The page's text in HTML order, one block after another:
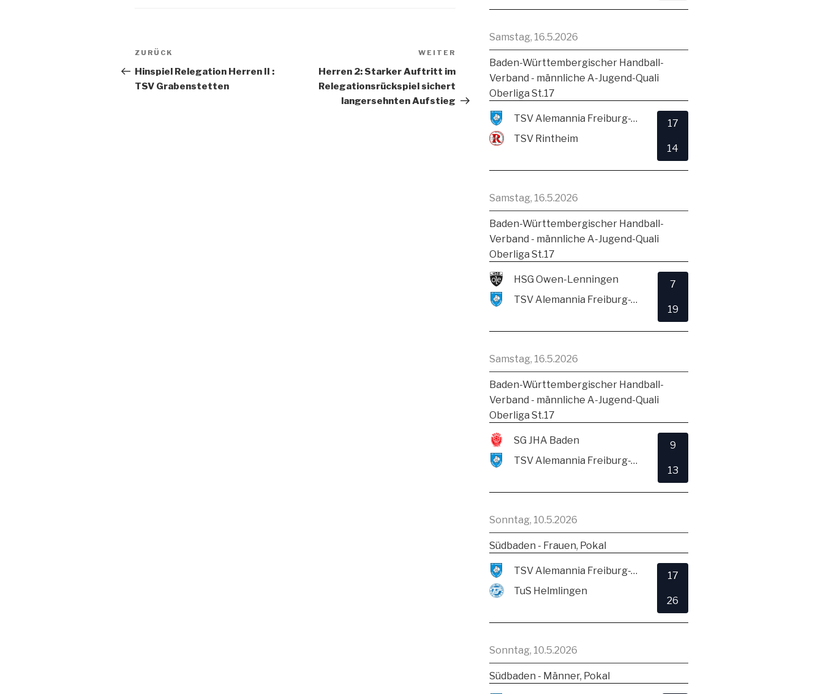
ZURÜCK
Hinspiel Relegation Herren II :
TSV Grabenstetten
WEITER
Herren 2: Starker Auftritt im
Relegationsrückspiel sichert
langersehnten Aufstieg
Samstag, 16.5.2026
Baden-Württembergischer Handball-
Verband - männliche A-Jugend-Quali
Oberliga St.17
TSV Alemannia Freiburg-Zähringen
TSV Rintheim
17
14
Samstag, 16.5.2026
Baden-Württembergischer Handball-
Verband - männliche A-Jugend-Quali
Oberliga St.17
HSG Owen-Lenningen
TSV Alemannia Freiburg-Zähringen
7
19
Samstag, 16.5.2026
Baden-Württembergischer Handball-
Verband - männliche A-Jugend-Quali
Oberliga St.17
SG JHA Baden
TSV Alemannia Freiburg-Zähringen
9
13
Sonntag, 10.5.2026
Südbaden - Frauen, Pokal
TSV Alemannia Freiburg-Zähringen
TuS Helmlingen
17
26
Sonntag, 10.5.2026
Südbaden - Männer, Pokal